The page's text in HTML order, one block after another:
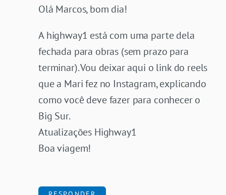
Olá Marcos, bom dia!
A highway1 está com uma parte dela
fechada para obras (sem prazo para
terminar). Vou deixar aqui o link do reels
que a Mari fez no Instagram, explicando
como você deve fazer para conhecer o
Big Sur.
Atualizações Highway1
Boa viagem!